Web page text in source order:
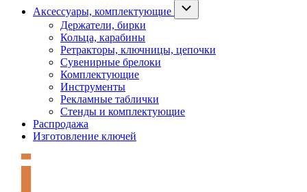
Аксессуары, комплектующие
Держатели, бирки
Кольца, карабины
Ретракторы, ключницы, цепочки
Сувенирные брелоки
Комплектующие
Инструменты
Рекламные таблички
Стенды и комплектующие
Распродажа
Изготовление ключей